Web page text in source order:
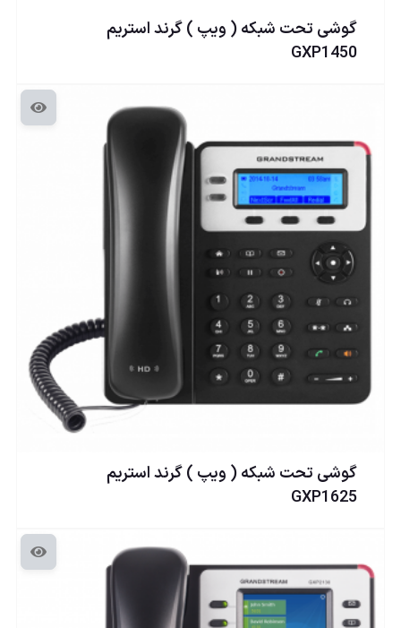
گوشی تحت شبكه ( ويپ ) گرند استریم
GXP1450
گوشی تحت شبكه ( ويپ ) گرند استریم
GXP1625